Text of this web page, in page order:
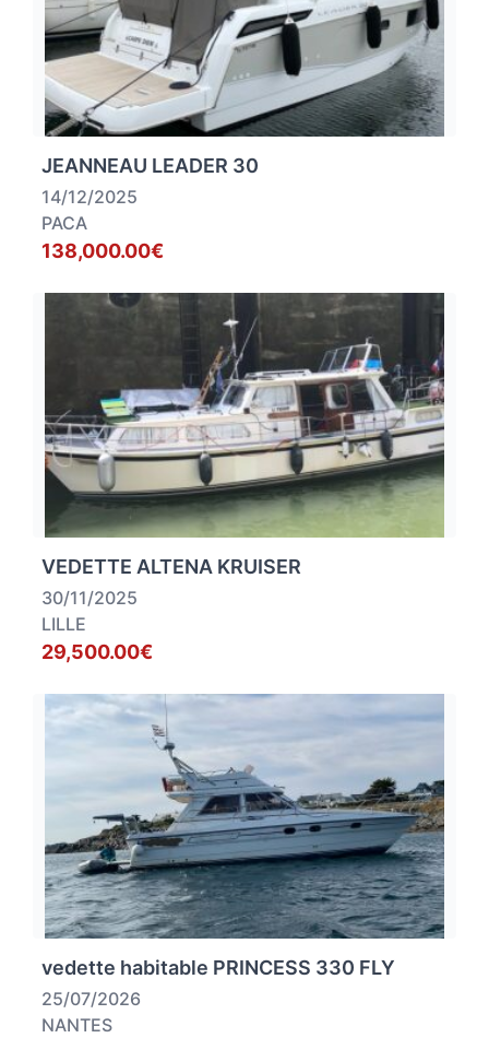
JEANNEAU LEADER 30
14/12/2025
PACA
138,000.00€
VEDETTE ALTENA KRUISER
30/11/2025
LILLE
29,500.00€
vedette habitable PRINCESS 330 FLY
25/07/2026
NANTES